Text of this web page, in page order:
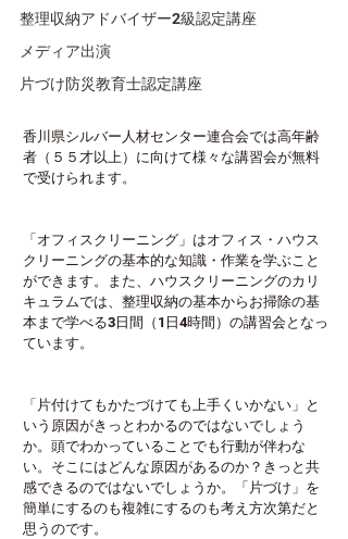
整理収納アドバイザー2級認定講座
メディア出演
片づけ防災教育士認定講座
香川県シルバー人材センター連合会では高年齢
者（５５才以上）に向けて様々な講習会が無料
で受けられます。
「オフィスクリーニング」はオフィス・ハウス
クリーニングの基本的な知識・作業を学ぶこと
ができます。また、ハウスクリーニングのカリ
キュラムでは、整理収納の基本からお掃除の基
本まで学べる3日間（1日4時間）の講習会となっ
ています。
「片付けてもかたづけても上手くいかない」と
いう原因がきっとわかるのではないでしょう
か。頭でわかっていることでも行動が伴わな
い。そこにはどんな原因があるのか？きっと共
感できるのではないでしょうか。「片づけ」を
簡単にするのも複雑にするのも考え方次第だと
思うのです。